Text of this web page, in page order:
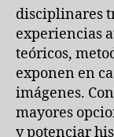
disciplinares
experiencias
teóricos,
exponen en
imágenes.
mayores
y potenciar